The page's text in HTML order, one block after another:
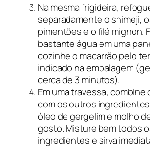
Na mesma frigideira,
separadamente o shimeji,
pimentões e o filé mignon.
bastante água em uma
cozinhe o macarrão pelo
indicado na embalagem
cerca de 3 minutos).
Em uma travessa, combine
com os outros
óleo de gergelim e molho
gosto. Misture bem todos
ingredientes e sirva